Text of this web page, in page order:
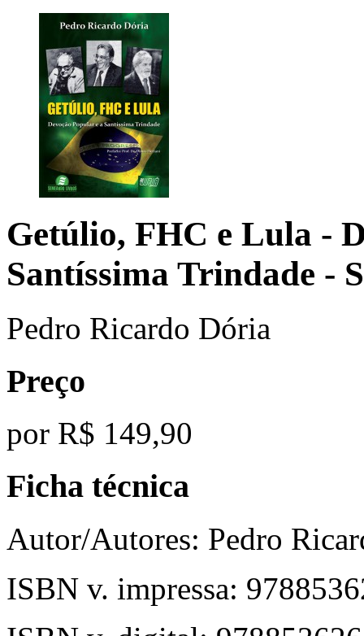
Getúlio, FHC e Lula -
Santíssima Trindade -
Pedro Ricardo Dória
Preço
por R$ 149,90
Ficha técnica
Autor/Autores: Pedro
ISBN v. impressa: